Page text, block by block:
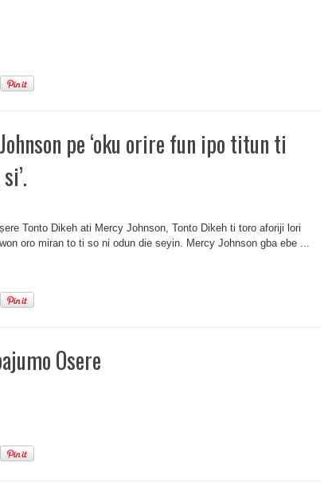
pe ‘oku orire fun ipo titun ti
Tonto Dikeh ati Mercy Johnson, Tonto Dikeh ti toro aforiji lori
oro miran to ti so ni odun die seyin. Mercy Johnson gba ebe ...
Osere